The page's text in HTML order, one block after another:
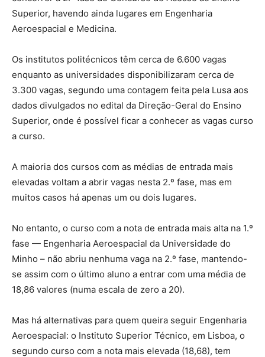
Superior, havendo ainda lugares em Engenharia
Aeroespacial e Medicina.
Os institutos politécnicos têm cerca de 6.600 vagas
enquanto as universidades disponibilizaram cerca de
3.300 vagas, segundo uma contagem feita pela Lusa aos
dados divulgados no edital da Direção-Geral do Ensino
Superior, onde é possível ficar a conhecer as vagas curso
a curso.
A maioria dos cursos com as médias de entrada mais
elevadas voltam a abrir vagas nesta 2.º fase, mas em
muitos casos há apenas um ou dois lugares.
No entanto, o curso com a nota de entrada mais alta na 1.º
fase — Engenharia Aeroespacial da Universidade do
Minho – não abriu nenhuma vaga na 2.º fase, mantendo-
se assim com o último aluno a entrar com uma média de
18,86 valores (numa escala de zero a 20).
Mas há alternativas para quem queira seguir Engenharia
Aeroespacial: o Instituto Superior Técnico, em Lisboa, o
segundo curso com a nota mais elevada (18,68), tem